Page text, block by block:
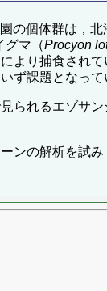
の個体群は，
グマ（Procyon
より捕食され
ず課題となって
られるエゾサ
の解析を試